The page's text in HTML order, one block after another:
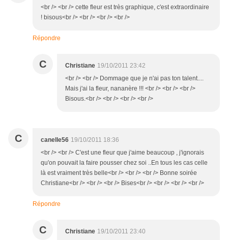
<br /> <br /> cette fleur est très graphique, c'est extraordinaire
! bisous<br /> <br /> <br /> <br />
Répondre
C Christiane 19/10/2011 23:42
<br /> <br /> Dommage que je n'ai pas ton talent....
Mais j'ai la fleur, nananère !!! <br /> <br /> <br />
Bisous.<br /> <br /> <br /> <br />
C canelle56 19/10/2011 18:36
<br /> <br /> C'est une fleur que j'aime beaucoup , j'ignorais
qu'on pouvait la faire pousser chez soi ..En tous les cas celle
là est vraiment très belle<br /> <br /> <br /> Bonne soirée
Christiane<br /> <br /> <br /> Bises<br /> <br /> <br /> <br />
Répondre
C Christiane 19/10/2011 23:40